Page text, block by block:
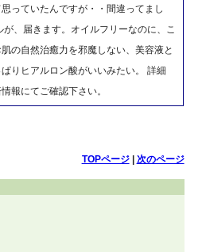
っていたんですが・・間違ってまし
、届きます。オイルフリーなのに、こ
の自然治癒力を邪魔しない、美容液と
りヒアルロン酸がいいみたい。 詳細
報にてご確認下さい。
TOPページ| 次のページ